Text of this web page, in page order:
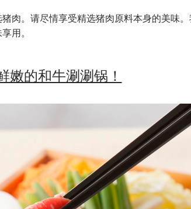
肉。请尽情享受精选猪肉原料本身的美味
用。
嫩的和牛涮涮锅！